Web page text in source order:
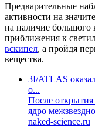
Предварительные
активности на
на наличие большого
приближения к
вскипел, а пройдя
вещества.
3I/ATLAS
о...
После открытия
ядро
naked-science.ru